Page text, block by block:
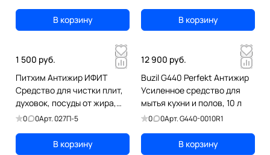
В корзину В корзину
1 500 руб.
Питхим Антижир ИФИТ
Средство для чистки плит,
духовок, посуды от жира,
копоти, масел, 5 л
0 0Арт.027П-5
В корзину
12 900 руб.
Buzil G440 Perfekt Антижир
Усиленное средство для
мытья кухни и полов, 10 л
0 0Арт.G440-0010R1
В корзину